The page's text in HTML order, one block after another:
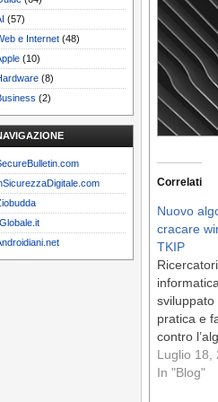
(57)
e Internet (48)
(10)
(8)
(2)
Correlati
Nuovo
cracare
TKIP
sviluppato
pratica e
contro
Luglio 18,
In "Blog"